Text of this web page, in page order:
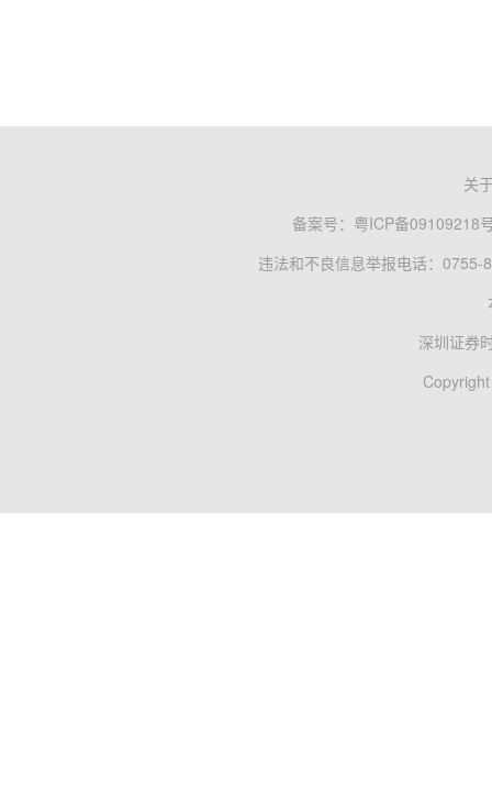
关
备案号： 粤ICP备09109218
违法和不良信息举报电话：0755-
深圳证券